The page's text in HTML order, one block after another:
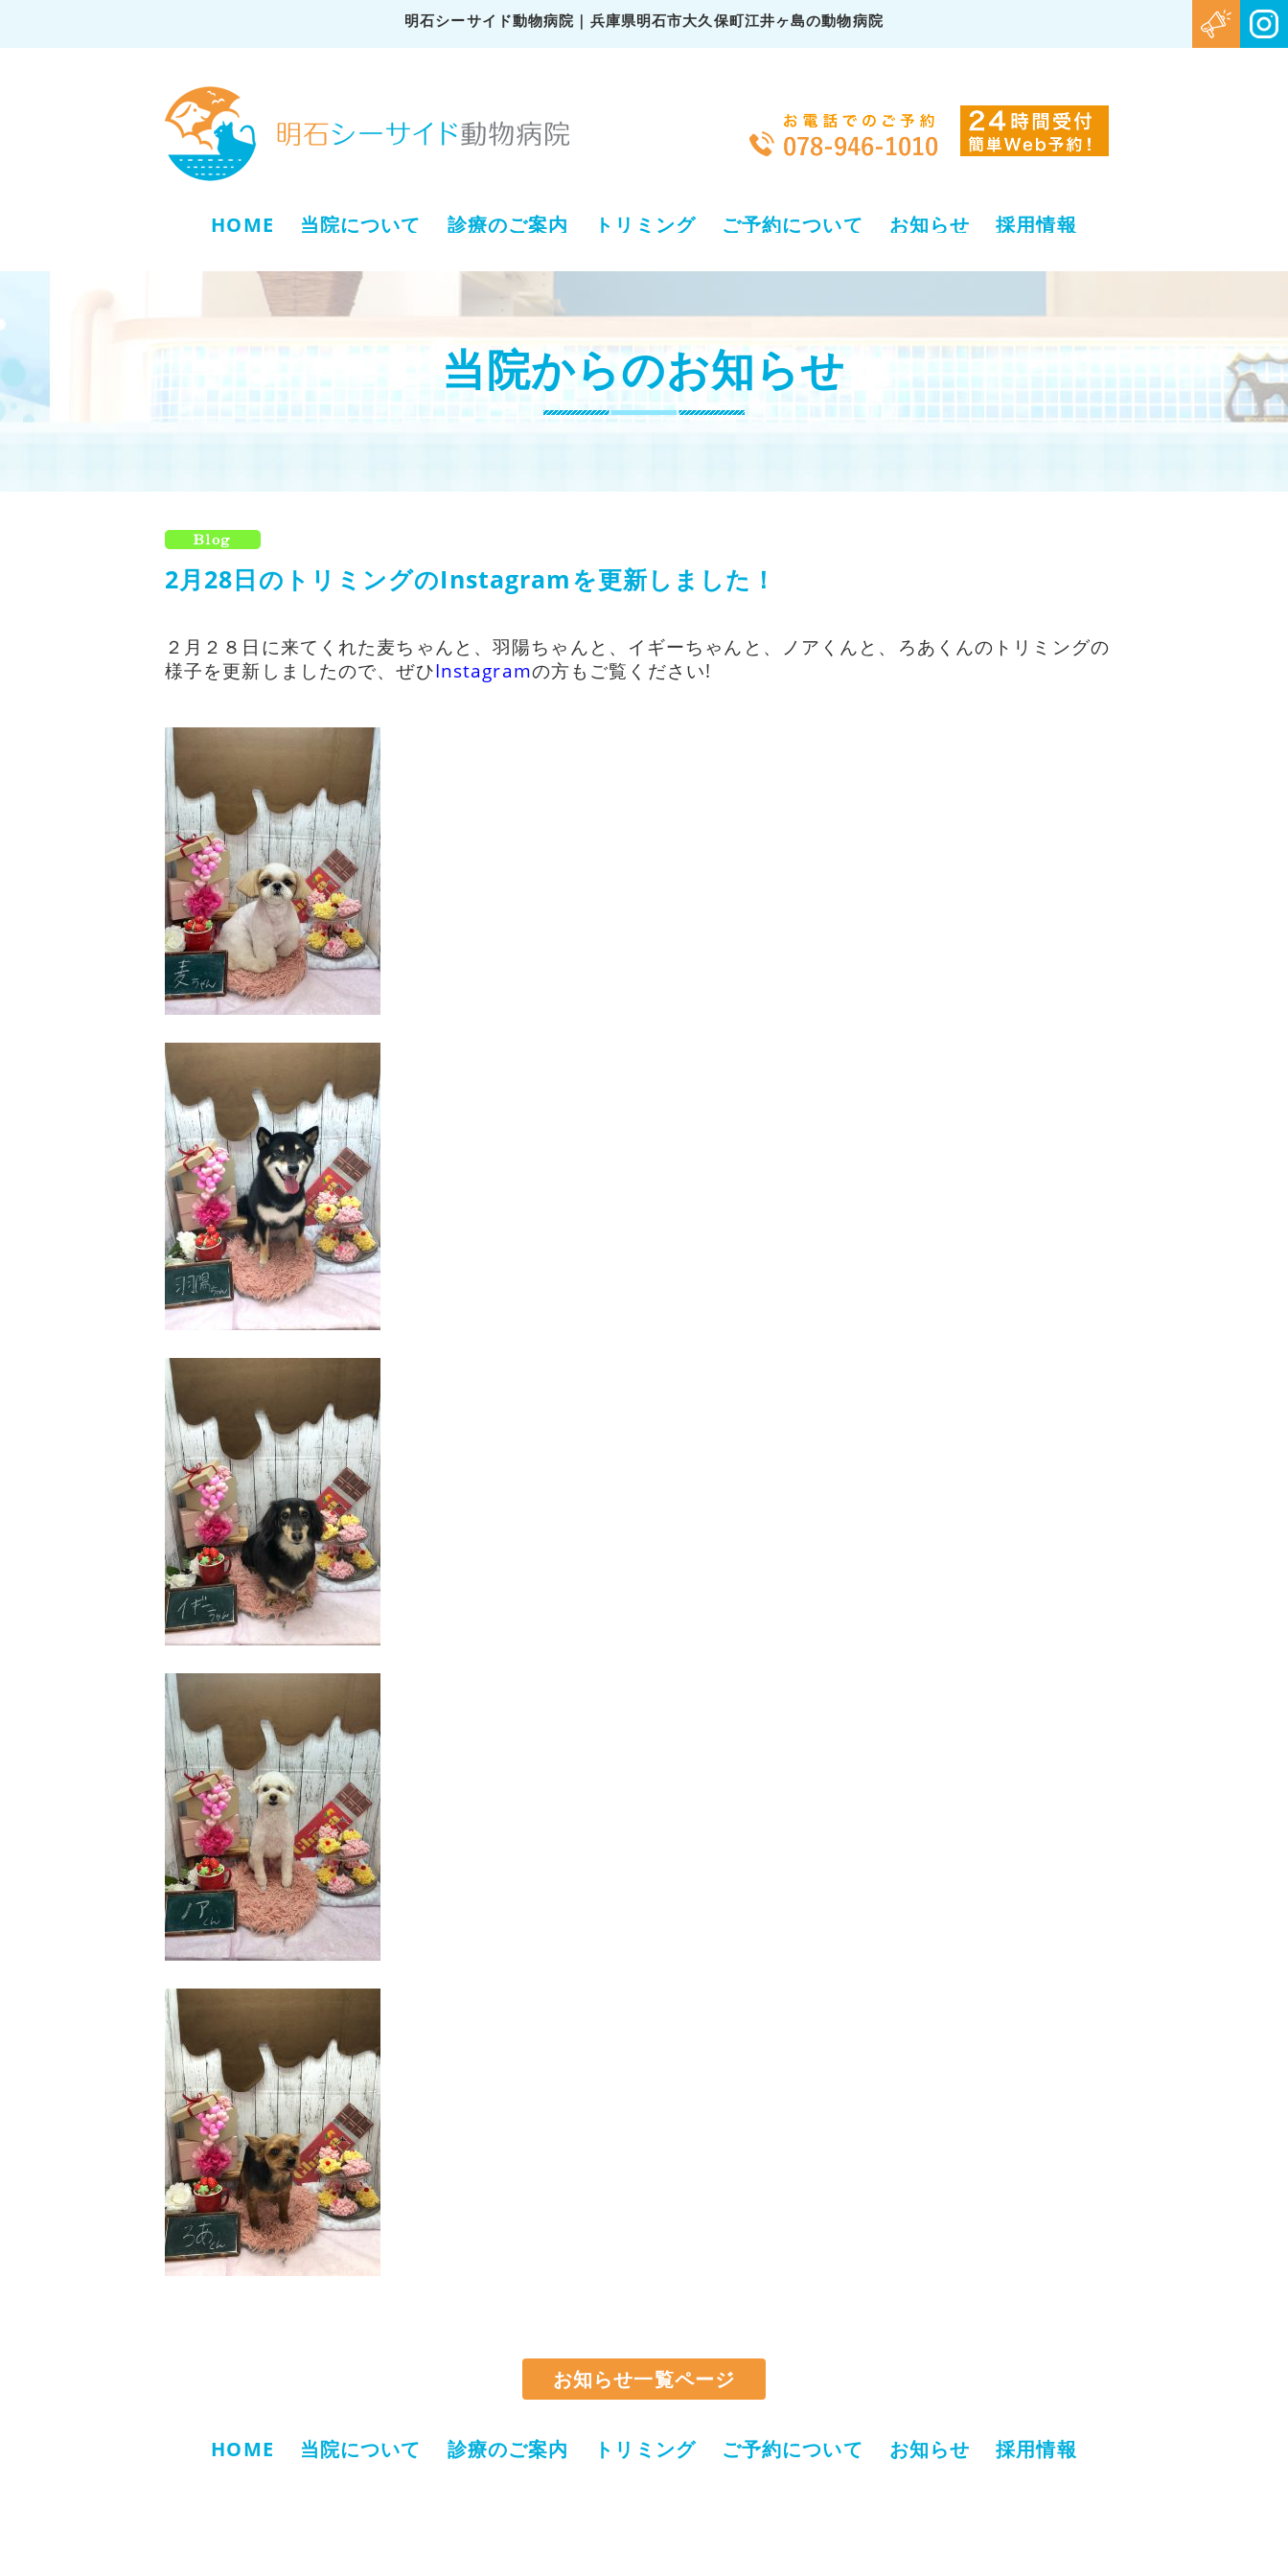
明石シーサイド動物病院｜兵庫県明石市大久保町江井ヶ島の動物病院
HOME 当院について 診療のご案内 トリミング ご予約について お知らせ 採用情報
当院からのお知らせ
2月28日のトリミングのInstagramを更新しました！
２月２８日に来てくれた麦ちゃんと、羽陽ちゃんと、イギーちゃんと、ノアくんと、ろあくんのトリミングの
様子を更新しましたので、ぜひInstagramの方もご覧ください!
お知らせ一覧ページ
HOME 当院について 診療のご案内 トリミング ご予約について お知らせ 採用情報